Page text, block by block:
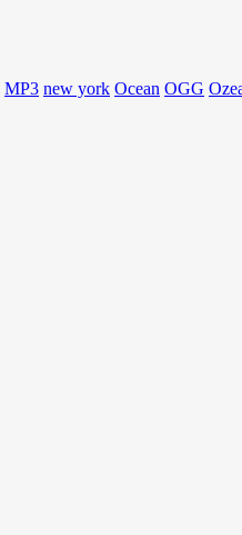
MP3 new york Ocean OGG